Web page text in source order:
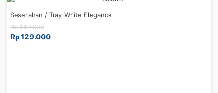
Seserahan / Tray White Elegance
Rp 149.000
Rp 129.000